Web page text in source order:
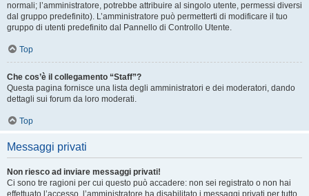
normali; l’amministratore, potrebbe attribuire al singolo utente, permessi diversi
dal gruppo predefinito). L’amministratore può permetterti di modificare il tuo
gruppo di utenti predefinito dal Pannello di Controllo Utente.
Top
Che cos’è il collegamento “Staff”?
Questa pagina fornisce una lista degli amministratori e dei moderatori, dando
dettagli sui forum da loro moderati.
Top
Messaggi privati
Non riesco ad inviare messaggi privati!
Ci sono tre ragioni per cui questo può accadere: non sei registrato o non hai
effettuato l’accesso, l’amministratore ha disabilitato i messaggi privati per tutto